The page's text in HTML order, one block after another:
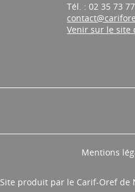
Tél. : 02 35 73
Venir sur le site
Mentions
Site produit par le Carif-Oref de